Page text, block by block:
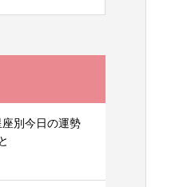
座別今日の運勢